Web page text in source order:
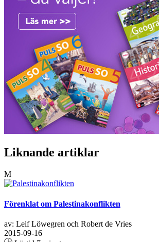
Liknande artiklar
M
Förenklat om Palestinakonflikten
av: Leif Löwegren och Robert de Vries
2015-09-16